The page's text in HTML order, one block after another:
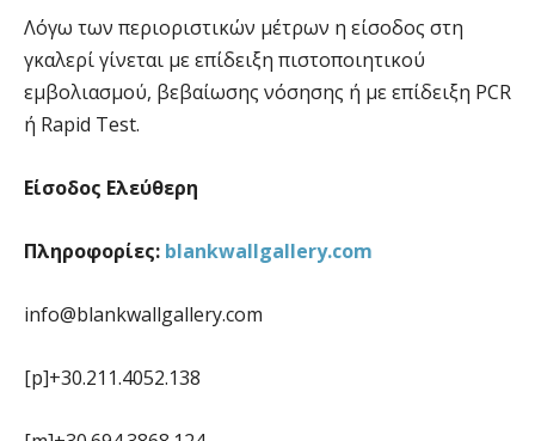
Λόγω των περιοριστικών μέτρων η είσοδος στη
γκαλερί γίνεται με επίδειξη πιστοποιητικού
εμβολιασμού, βεβαίωσης νόσησης ή με επίδειξη PCR
ή Rapid Test.
Είσοδος Ελεύθερη
Πληροφορίες: blankwallgallery.com
info@blankwallgallery.com
[p]+30.211.4052.138